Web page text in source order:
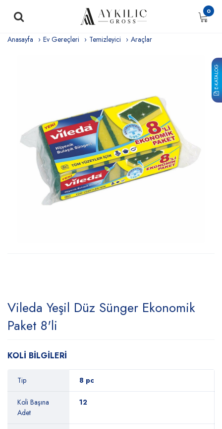
E-KATALOG
0
Anasayfa Ev Gereçleri Temizleyici Araçlar
Vileda Yeşil Düz Sünger Ekonomik
Paket 8'li
KOLİ BİLGİLERİ
Tip 8 pc
Koli Başına
Adet
12